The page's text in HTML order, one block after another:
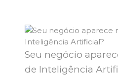
Seu negócio
de Inteligência